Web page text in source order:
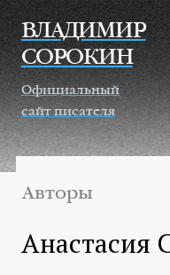
Перейти к основному
ВЛАДИМИР
СОРОКИН
Официальный
сайт писателя
Авторы
Анастасия